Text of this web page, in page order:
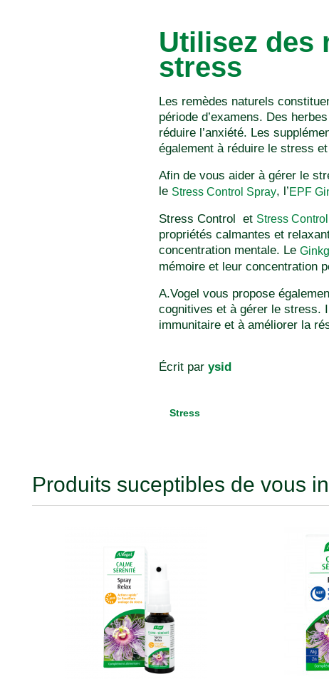
Utilisez des
stress
Les remèdes naturels
période d’examens. Des
réduire l’anxiété. Les
également à réduire le stress
Afin de vous aider à gérer le
le Stress Control Spray, l’EPF
Stress Control et Stress
propriétés calmantes et
concentration mentale. Le
mémoire et leur concentration
A.Vogel vous propose
cognitives et à gérer le stress.
immunitaire et à améliorer la
Écrit par ysid
Stress
Produits suceptibles de vous